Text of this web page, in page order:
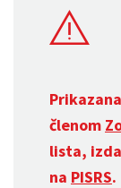
členom
lista,
na PISRS.